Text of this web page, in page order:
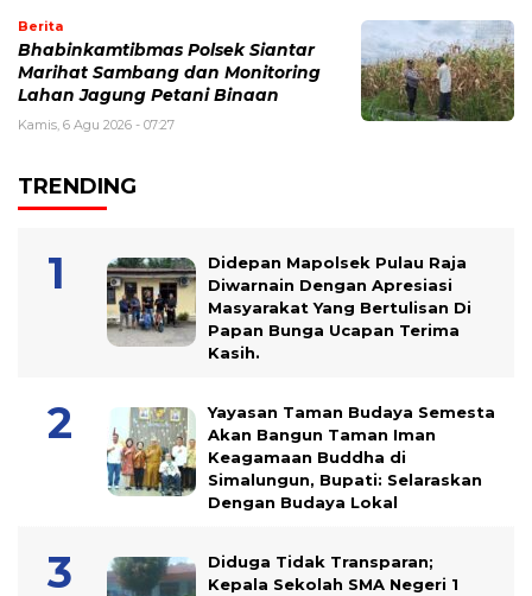
Berita
Bhabinkamtibmas Polsek Siantar
Marihat Sambang dan Monitoring
Lahan Jagung Petani Binaan
Kamis, 6 Agu 2026 - 07:27
TRENDING
Didepan Mapolsek Pulau Raja
Diwarnain Dengan Apresiasi
Masyarakat Yang Bertulisan Di
Papan Bunga Ucapan Terima
Kasih.
Yayasan Taman Budaya Semesta
Akan Bangun Taman Iman
Keagamaan Buddha di
Simalungun, Bupati: Selaraskan
Dengan Budaya Lokal
Diduga Tidak Transparan;
Kepala Sekolah SMA Negeri 1